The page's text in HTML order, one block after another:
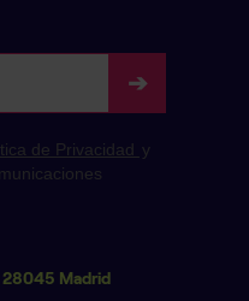
28045 Madrid